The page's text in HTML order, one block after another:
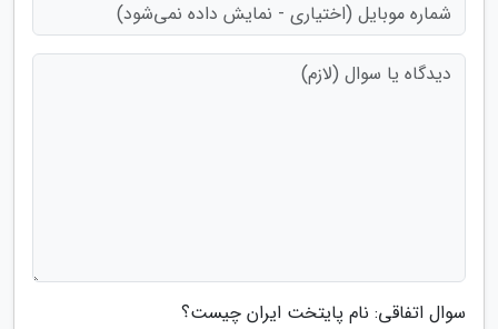
سوال اتفاقی: نام پایتخت ایران چیست؟